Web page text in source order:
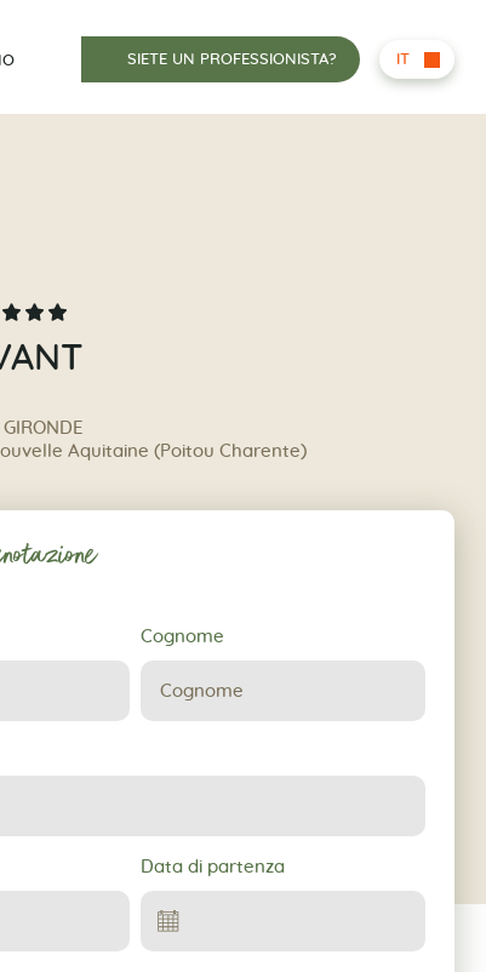
SIETE UN PROFESSIONISTA? IT
GIRONDE
Aquitaine (Poitou Charente)
Cognome
Data di partenza